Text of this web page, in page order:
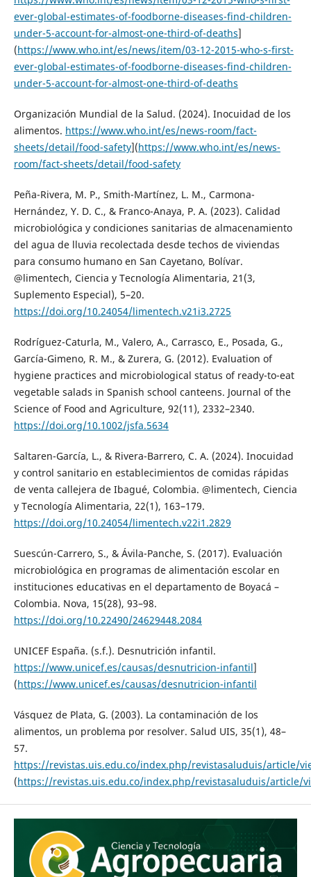
ever-global-estimates-of-foodborne-diseases-find-children-
under-5-account-for-almost-one-third-of-deaths]
(https://www.who.int/es/news/item/03-12-2015-who-s-first-
ever-global-estimates-of-foodborne-diseases-find-children-
under-5-account-for-almost-one-third-of-deaths
Organización Mundial de la Salud. (2024). Inocuidad de los
alimentos. https://www.who.int/es/news-room/fact-
sheets/detail/food-safety](https://www.who.int/es/news-
room/fact-sheets/detail/food-safety
Peña-Rivera, M. P., Smith-Martínez, L. M., Carmona-
Hernández, Y. D. C., & Franco-Anaya, P. A. (2023). Calidad
microbiológica y condiciones sanitarias de almacenamiento
del agua de lluvia recolectada desde techos de viviendas
para consumo humano en San Cayetano, Bolívar.
@limentech, Ciencia y Tecnología Alimentaria, 21(3,
Suplemento Especial), 5–20.
https://doi.org/10.24054/limentech.v21i3.2725
Rodríguez-Caturla, M., Valero, A., Carrasco, E., Posada, G.,
García-Gimeno, R. M., & Zurera, G. (2012). Evaluation of
hygiene practices and microbiological status of ready-to-eat
vegetable salads in Spanish school canteens. Journal of the
Science of Food and Agriculture, 92(11), 2332–2340.
https://doi.org/10.1002/jsfa.5634
Saltaren-García, L., & Rivera-Barrero, C. A. (2024). Inocuidad
y control sanitario en establecimientos de comidas rápidas
de venta callejera de Ibagué, Colombia. @limentech, Ciencia
y Tecnología Alimentaria, 22(1), 163–179.
https://doi.org/10.24054/limentech.v22i1.2829
Suescún-Carrero, S., & Ávila-Panche, S. (2017). Evaluación
microbiológica en programas de alimentación escolar en
instituciones educativas en el departamento de Boyacá –
Colombia. Nova, 15(28), 93–98.
https://doi.org/10.22490/24629448.2084
UNICEF España. (s.f.). Desnutrición infantil.
https://www.unicef.es/causas/desnutricion-infantil]
(https://www.unicef.es/causas/desnutricion-infantil
Vásquez de Plata, G. (2003). La contaminación de los
alimentos, un problema por resolver. Salud UIS, 35(1), 48–
57.
https://revistas.uis.edu.co/index.php/revistasaluduis/article/
(https://revistas.uis.edu.co/index.php/revistasaluduis/article/